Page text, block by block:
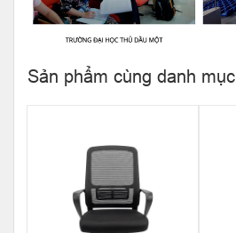
Sản phẩm cùng danh mục